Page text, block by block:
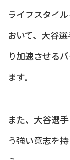
ライフスタイ
おいて、大谷
り加速させる
ます。
また、大谷選
う強い意志を